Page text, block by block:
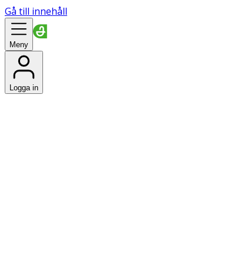
Gå till innehåll
Meny
Logga in